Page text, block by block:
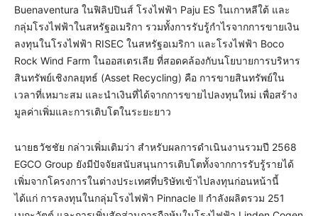
Buenaventura ในฟิลิปปินส์ โรงไฟฟ้า Paju ES ในเกาหลีใต้ และ
กลุ่มโรงไฟฟ้าในสหรัฐอเมริกา รวมทั้งการรับรู้กำไรจากการขายเงิน
ลงทุนในโรงไฟฟ้า RISEC ในสหรัฐอเมริกา และโรงไฟฟ้า Boco
Rock Wind Farm ในออสเตรเลีย ที่สอดคล้องกับนโยบายการบริหาร
สินทรัพย์เชิงกลยุทธ์ (Asset Recycling) คือ การขายสินทรัพย์ใน
เวลาที่เหมาะสม และนำเงินที่ได้จากการขายไปลงทุนใหม่ เพื่อสร้าง
มูลค่าเพิ่มและการเติบโตในระยะยาว
นายธวัชชัย กล่าวเพิ่มเติมว่า สำหรับผลการดำเนินงานรวมปี 2568
EGCO Group ยังมีปัจจัยสนับสนุนการเติบโตทั้งจากการรับรู้รายได้
เพิ่มจากโครงการในต่างประเทศที่บริษัทเข้าไปลงทุนก่อนหน้านี้
ได้แก่ การลงทุนในกลุ่มโรงไฟฟ้า Pinnacle ll กำลังผลิตรวม 251